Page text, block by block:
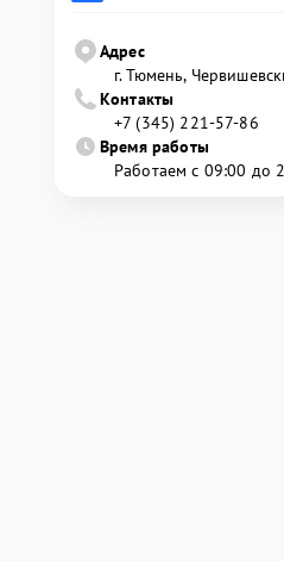
Адрес
г. Тюмень,
Контакты
+7 (345) 221-57-86
Время работы
Работаем с 09:00 до